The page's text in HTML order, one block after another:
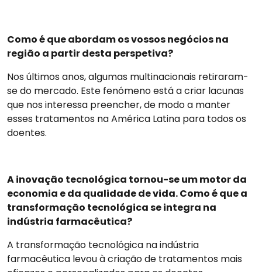
Como é que abordam os vossos negócios na
região a partir desta perspetiva?
Nos últimos anos, algumas multinacionais retiraram-
se do mercado. Este fenómeno está a criar lacunas
que nos interessa preencher, de modo a manter
esses tratamentos na América Latina para todos os
doentes.
A inovação tecnológica tornou-se um motor da
economia e da qualidade de vida. Como é que a
transformação tecnológica se integra na
indústria farmacêutica?
A transformação tecnológica na indústria
farmacêutica levou à criação de tratamentos mais